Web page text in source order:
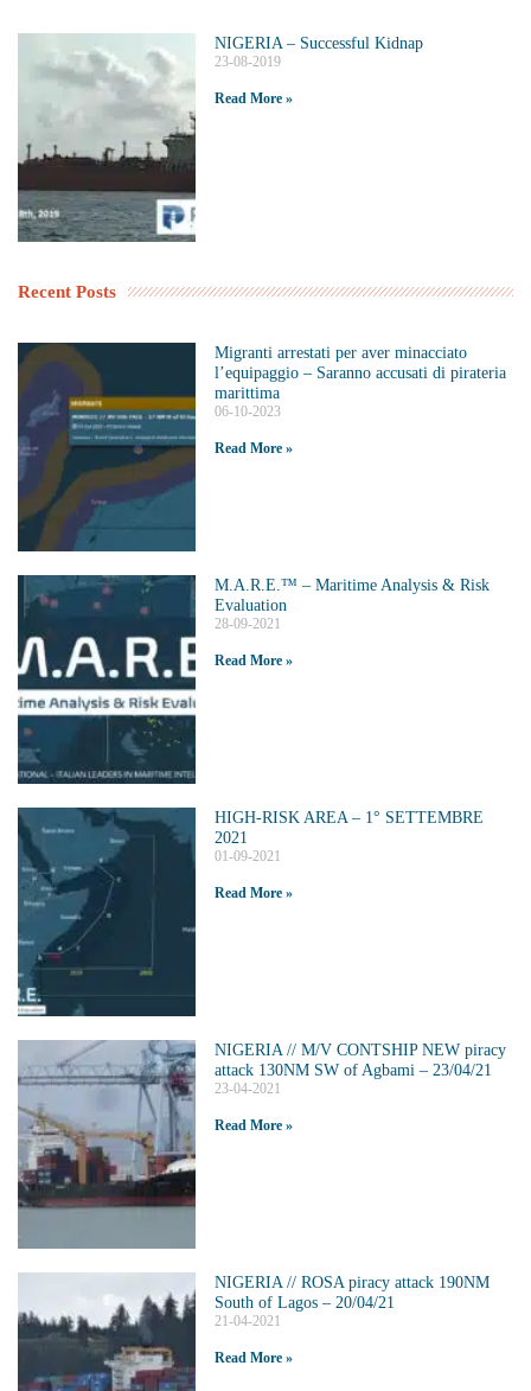
NIGERIA – Successful Kidnap
23-08-2019
Read More »
Recent Posts
Migranti arrestati per aver minacciato
l’equipaggio – Saranno accusati di pirateria
marittima
06-10-2023
Read More »
M.A.R.E.™️ – Maritime Analysis & Risk
Evaluation
28-09-2021
Read More »
HIGH-RISK AREA – 1° SETTEMBRE
2021
01-09-2021
Read More »
NIGERIA // M/V CONTSHIP NEW piracy
attack 130NM SW of Agbami – 23/04/21
23-04-2021
Read More »
NIGERIA // ROSA piracy attack 190NM
South of Lagos – 20/04/21
21-04-2021
Read More »